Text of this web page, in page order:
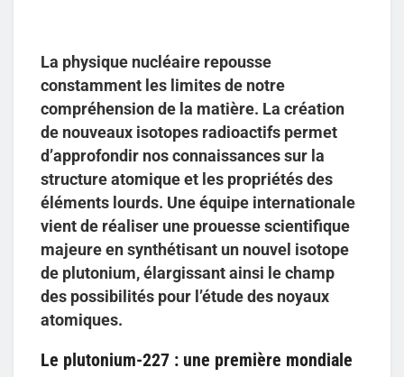
La physique nucléaire repousse
constamment les limites de notre
compréhension de la matière. La création
de nouveaux isotopes radioactifs permet
d’approfondir nos connaissances sur la
structure atomique et les propriétés des
éléments lourds. Une équipe internationale
vient de réaliser une prouesse scientifique
majeure en synthétisant un nouvel isotope
de plutonium, élargissant ainsi le champ
des possibilités pour l’étude des noyaux
atomiques.
Le plutonium-227 : une première mondiale